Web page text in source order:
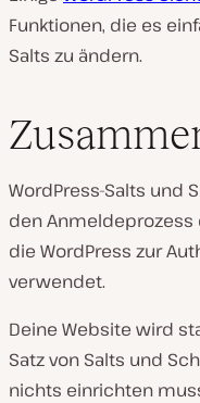
Funktionen, die es
Salts zu ändern.
WordPress-Salts und
den Anmeldeprozess
die WordPress zur
verwendet.
Deine Website wird
Satz von Salts und
nichts einrichten